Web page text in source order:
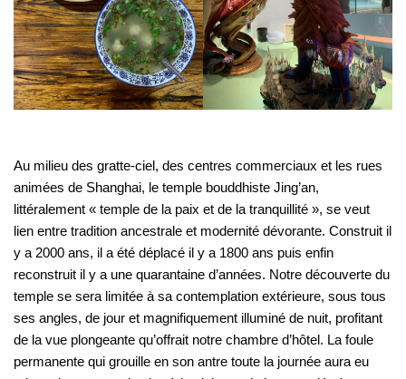
Au milieu des gratte-ciel, des centres commerciaux et les rues
animées de Shanghai, le temple bouddhiste Jing’an,
littéralement « temple de la paix et de la tranquillité », se veut
lien entre tradition ancestrale et modernité dévorante. Construit il
y a 2000 ans, il a été déplacé il y a 1800 ans puis enfin
reconstruit il y a une quarantaine d’années. Notre découverte du
temple se sera limitée à sa contemplation extérieure, sous tous
ses angles, de jour et magnifiquement illuminé de nuit, profitant
de la vue plongeante qu’offrait notre chambre d’hôtel. La foule
permanente qui grouille en son antre toute la journée aura eu